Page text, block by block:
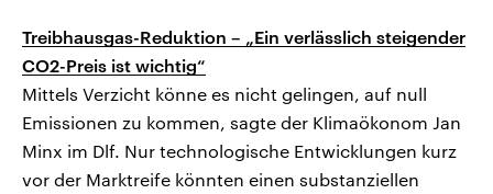
Treibhausgas-Reduktion – „Ein verlässlich steigender
CO2-Preis ist wichtig“
Mittels Verzicht könne es nicht gelingen, auf null
Emissionen zu kommen, sagte der Klimaökonom Jan
Minx im Dlf. Nur technologische Entwicklungen kurz
vor der Marktreife könnten einen substanziellen